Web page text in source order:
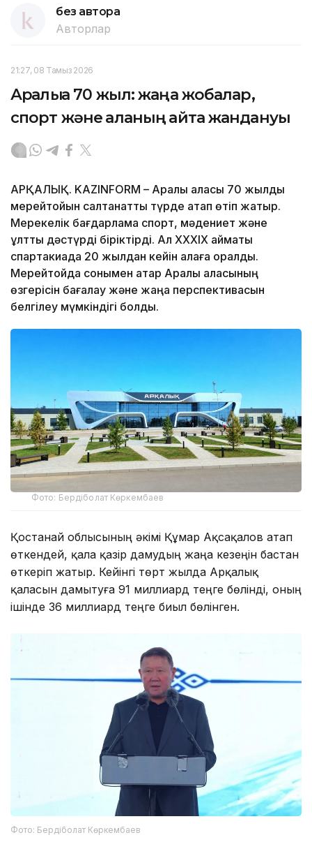
без автора
Авторлар
21:27, 08 Тамыз 2026
Арқалыққа 70 жыл: жаңа жобалар,
спорт және қаланың қайта жандануы
АРҚАЛЫҚ. KAZINFORM – Арқалық қаласы 70 жылдық
мерейтойын салтанатты түрде атап өтіп жатыр.
Мерекелік бағдарлама спорт, мәдениет және
ұлттық дәстүрді біріктірді. Ал XXXIX аймақтық
спартакиада 20 жылдан кейін қалаға оралды.
Мерейтойда сонымен қатар Арқалық қаласының
өзгерісін бағалау және жаңа перспективасын
белгілеу мүмкіндігі болды.
Фото: Бердіболат Көркембаев
Қостанай облысының әкімі Құмар Ақсақалов атап
өткендей, қала қазір дамудың жаңа кезеңін бастан
өткеріп жатыр. Кейінгі төрт жылда Арқалық
қаласын дамытуға 91 миллиард теңге бөлінді, оның
ішінде 36 миллиард теңге биыл бөлінген.
Фото: Бердіболат Көркембаев